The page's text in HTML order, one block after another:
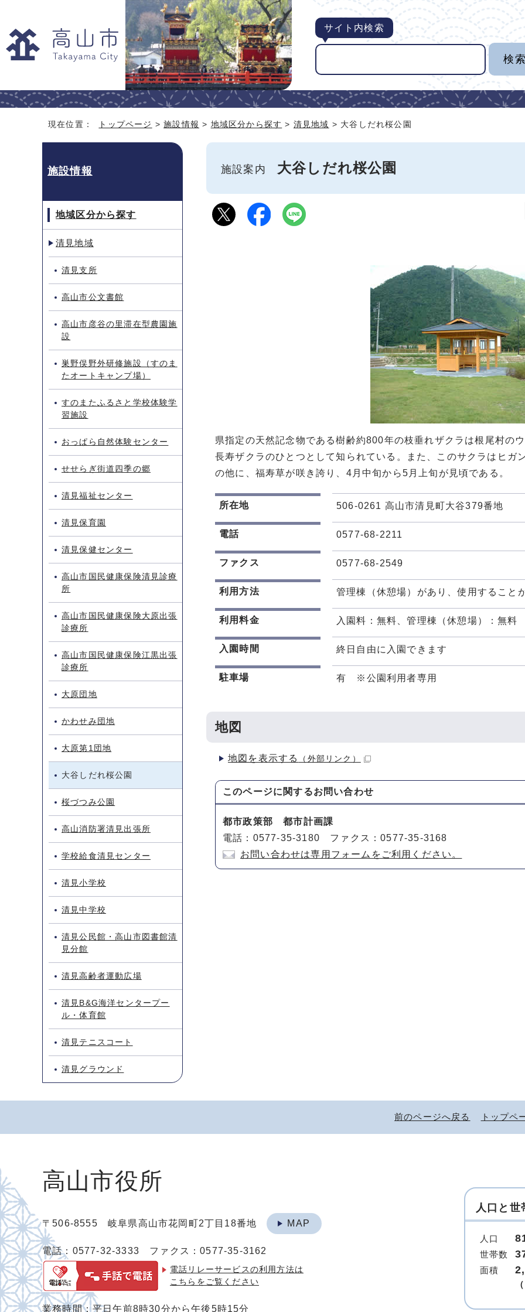
サイト内検索
現在位置： トップページ >施設情報 > 地域区分から探す > 清見地域 > 大谷しだれ桜公園
施設案内 大谷しだれ桜公園
県指定の天然記念物である樹齢約800年の枝垂れザクラは根尾村の
長寿ザクラのひとつとして知られている。また、このサクラはヒガ
の他に、福寿草が咲き誇り、4月中旬から5月上旬が見頃である。
所在地 506-0261 高山市清見町大谷379番地
電話 0577-68-2211
ファクス 0577-68-2549
利用方法 管理棟（休憩場）があり、使用すること
利用料金 入園料：無料、管理棟（休憩場）：無料
入園時間 終日自由に入園できます
駐車場 有 ※公園利用者専用
地図
地図を表示する （外部リンク）
このページに関するお問い合わせ
都市政策部 都市計画課
電話：0577-35-3180 ファクス：0577-35-3168
お問い合わせは専用フォームをご利用ください。
施設情報
地域区分から探す
清見地域
清見支所
高山市公文書館
高山市彦谷の里滞在型農園施
設
巣野俣野外研修施設（すのま
たオートキャンプ場）
すのまたふるさと学校体験学
習施設
おっぱら自然体験センター
せせらぎ街道四季の郷
清見福祉センター
清見保育園
清見保健センター
高山市国民健康保険清見診療
所
高山市国民健康保険大原出張
診療所
高山市国民健康保険江黒出張
診療所
大原団地
かわせみ団地
大原第1団地
大谷しだれ桜公園
桜づつみ公園
高山消防署清見出張所
学校給食清見センター
清見小学校
清見中学校
清見公民館・高山市図書館清
見分館
清見高齢者運動広場
清見B&G海洋センタープー
ル・体育館
清見テニスコート
清見グラウンド
前のページへ戻る トップペ
高山市役所
〒506-8555 岐阜県高山市花岡町2丁目18番地 MAP
電話：0577-32-3333 ファクス：0577-35-3162
電話リレーサービスの利用方法は
こちらをご覧ください
業務時間：平日午前8時30分から午後5時15分
人口と世
人口
世帯数
面積